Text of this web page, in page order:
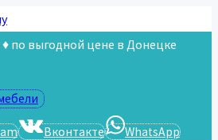
по выгодной цене в Донецке
Вконтакте WhatsApp